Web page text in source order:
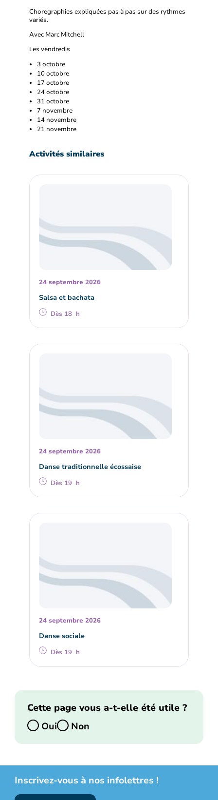
Chorégraphies expliquées pas à pas sur des rythmes
variés.
Avec Marc Mitchell
Les vendredis
3 octobre
10 octobre
17 octobre
24 octobre
31 octobre
7 novembre
14 novembre
21 novembre
Activités similaires
24 septembre 2026
Salsa et bachata
Dès 18 h
24 septembre 2026
Danse traditionnelle écossaise
Dès 19 h
24 septembre 2026
Danse sociale
Dès 19 h
Cette page vous a-t-elle été utile ?
Oui
Non
Inscrivez-vous à nos infolettres !